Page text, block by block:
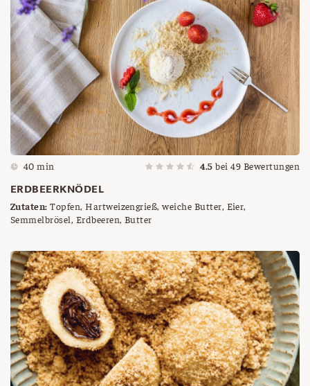
40 min 4.5 bei49 Bewertungen
ERDBEERKNÖDEL
Zutaten: Topfen, Hartweizengrieß, weiche Butter, Eier,
Semmelbrösel, Erdbeeren, Butter